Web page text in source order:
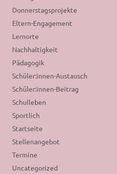
Donnerstagsprojekte
Eltern-Engagement
Lernorte
Nachhaltigkeit
Pädagogik
Schüler:innen-Austausch
Schüler:innen-Beitrag
Schulleben
Sportlich
Startseite
Stellenangebot
Termine
Uncategorized